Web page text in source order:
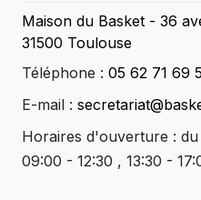
Maison du Basket - 36
31500 Toulouse
Téléphone : 05 62 71 69
E-mail :
Horaires d'ouverture :
09:00 - 12:30 , 13:30 -